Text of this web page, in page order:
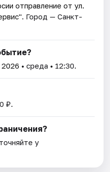
отправление от ул.
. Город — Санкт-
2026 • среда • 12:30.
₽.
у